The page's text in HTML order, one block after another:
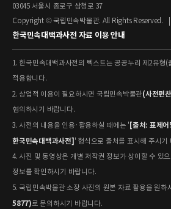
03045 서울시 종로구 삼청로 37
Copyright © 국립민속박물관. All Rights Reserved.
한국민속대백과사전 자료 이용 안내
1. 한국민속대백과사전의 텍스트는 공공누리 제2유형
적용합니다.
2. 상업적 이용이 필요하시면 국립민속박물관(사전편
협의하시기 바랍니다.
3. 사전의 내용을 인용·활용하실 때에는 ' [출처: 표제
한국민속대백과사전] ' 형식으로 출처를 표시해 주시기
4. 사진 및 동영상은 개별 저작권 정보가 상이할 수 있
정보를 확인하시기 바랍니다.
5. 국립민속박물관 소장 사진의 원본 자료 활용을 원하
5877)로 문의하시기 바랍니다.